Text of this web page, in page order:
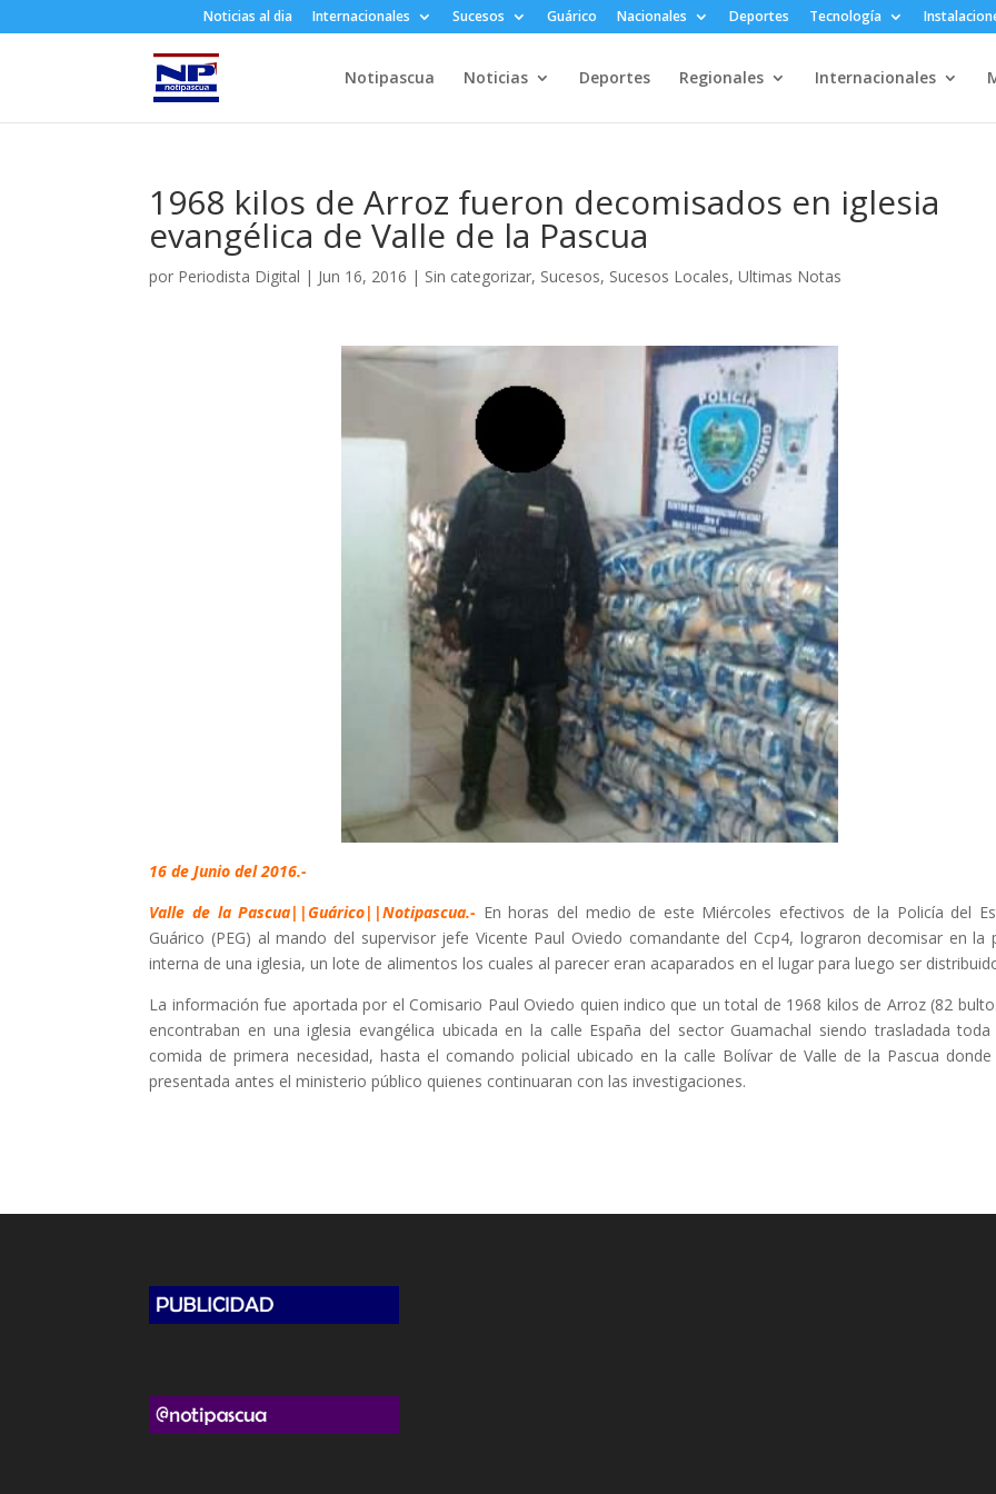
Noticias al dia Internacionales Sucesos Guárico Nacionales Deportes Tecnología
Notipascua Noticias Deportes Regionales Internacionales
1968 kilos de Arroz fueron decomisados en iglesia
evangélica de Valle de la Pascua
por Periodista Digital | Jun 16, 2016 | Sin categorizar, Sucesos, Sucesos Locales,Ultimas Notas
16 de Junio del 2016.-
Valle de la Pascua||Guárico||Notipascua.- En horas del medio de este Miércoles efectivos de la Policía del
Guárico (PEG) al mando del supervisor jefe Vicente Paul Oviedo comandante del Ccp4, lograron decomisar en la
interna de una iglesia, un lote de alimentos los cuales al parecer eran acaparados en el lugar para luego ser
La información fue aportada por el Comisario Paul Oviedo quien indico que un total de 1968 kilos de Arroz (82
encontraban en una iglesia evangélica ubicada en la calle España del sector Guamachal siendo trasladada toda
comida de primera necesidad, hasta el comando policial ubicado en la calle Bolívar de Valle de la Pascua donde
presentada antes el ministerio público quienes continuaran con las investigaciones.